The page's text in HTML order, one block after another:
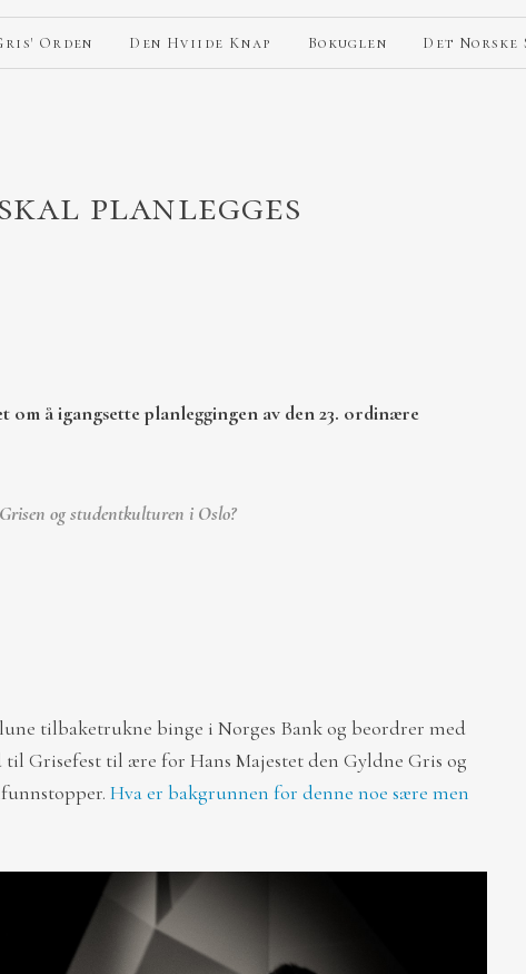
Orden Den Hviide Knap Bokuglen Det Norske
planlegges
om å igangsette planleggingen av den 23. ordinære
og studentkulturen i Oslo?
tilbaketrukne binge i Norges Bank og beordrer med
Grisefest til ære for Hans Majestet den Gyldne Gris og
Hva er bakgrunnen for denne noe sære men